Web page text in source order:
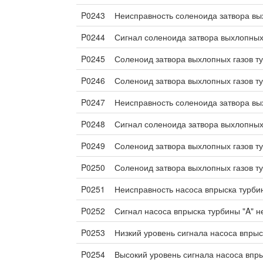
P0243
Неисправность соленоида затвора
P0244
Сигнал соленоида затвора
P0245
Соленоид затвора выхлопных газов
P0246
Соленоид затвора выхлопных газов
P0247
Неисправность соленоида затвора
P0248
Сигнал соленоида затвора
P0249
Соленоид затвора выхлопных газов
P0250
Соленоид затвора выхлопных газов
P0251
Неисправность насоса впрыска
P0252
Сигнал насоса впрыска турбины "A"
P0253
Низкий уровень сигнала насоса
P0254
Высокий уровень сигнала насоса